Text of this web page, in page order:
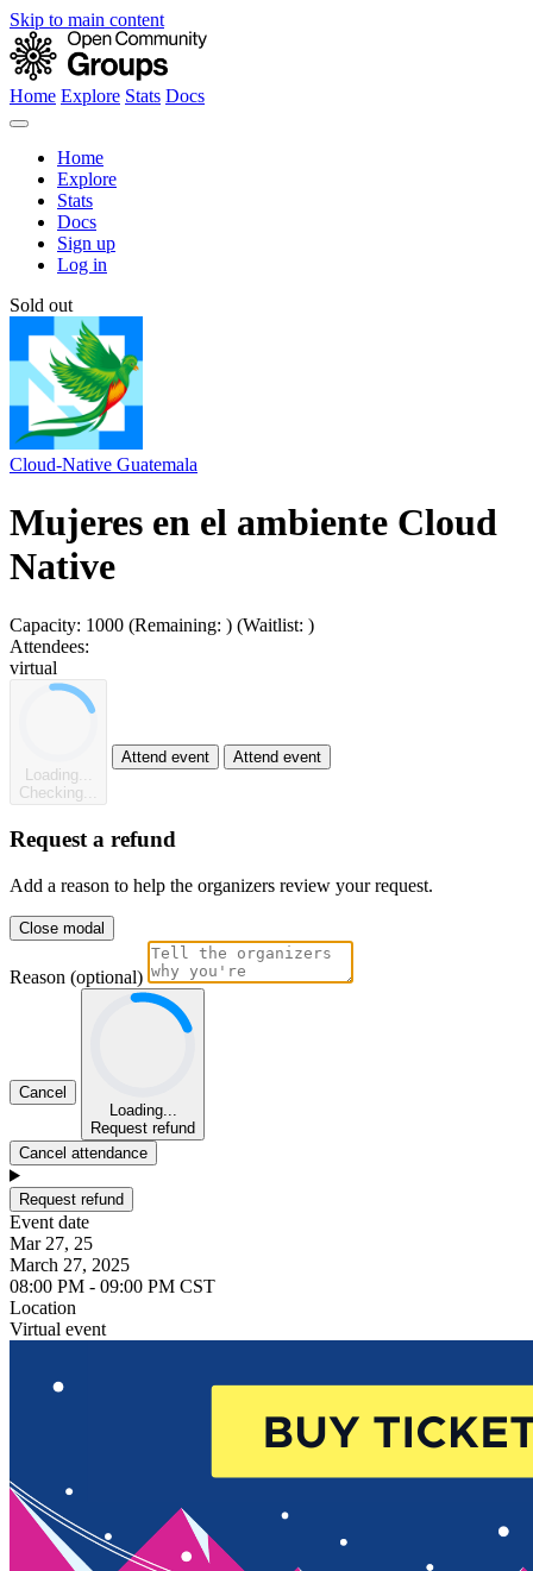
Skip to main content
Home Explore Stats Docs
Home
Explore
Stats
Docs
Sign up
Log in
Sold out
Cloud-Native Guatemala
Mujeres en el ambiente Cloud
Native
Capacity: 1000 (Remaining: ) (Waitlist: )
Attendees:
virtual
Loading...
Checking...
Attend event Attend event
Request a refund
Add a reason to help the organizers review your request.
Close modal
Reason (optional)
Cancel
Loading...
Request refund
Cancel attendance
Request refund
Event date
Mar 27, 25
March 27, 2025
08:00 PM - 09:00 PM CST
Location
Virtual event